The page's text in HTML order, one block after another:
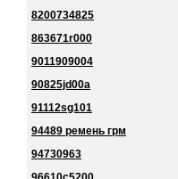
8200734825
863671r000
9011909004
90825jd00a
91112sg101
94489 ремень грм
94730963